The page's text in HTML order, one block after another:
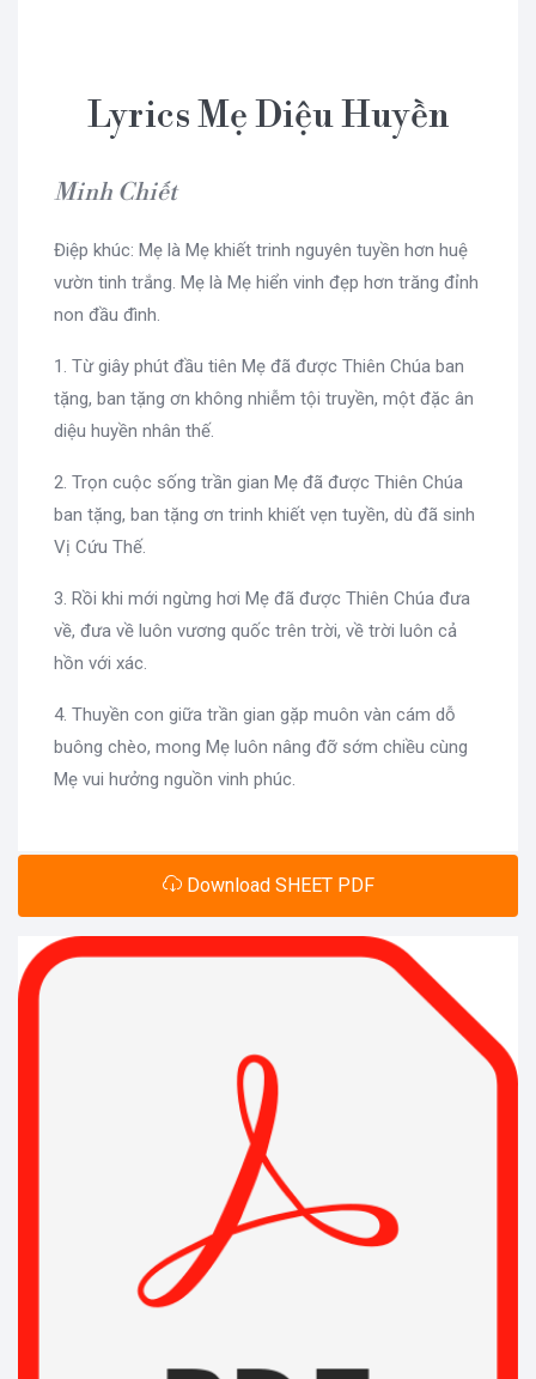
Lyrics Mẹ Diệu Huyền
Minh Chiết
Điệp khúc: Mẹ là Mẹ khiết trinh nguyên tuyền hơn huệ
vườn tinh trắng. Mẹ là Mẹ hiển vinh đẹp hơn trăng đỉnh
non đầu đình.
1. Từ giây phút đầu tiên Mẹ đã được Thiên Chúa ban
tặng, ban tặng ơn không nhiễm tội truyền, một đặc ân
diệu huyền nhân thế.
2. Trọn cuộc sống trần gian Mẹ đã được Thiên Chúa
ban tặng, ban tặng ơn trinh khiết vẹn tuyền, dù đã sinh
Vị Cứu Thế.
3. Rồi khi mới ngừng hơi Mẹ đã được Thiên Chúa đưa
về, đưa về luôn vương quốc trên trời, về trời luôn cả
hồn với xác.
4. Thuyền con giữa trần gian gặp muôn vàn cám dỗ
buông chèo, mong Mẹ luôn nâng đỡ sớm chiều cùng
Mẹ vui hưởng nguồn vinh phúc.
Download SHEET PDF